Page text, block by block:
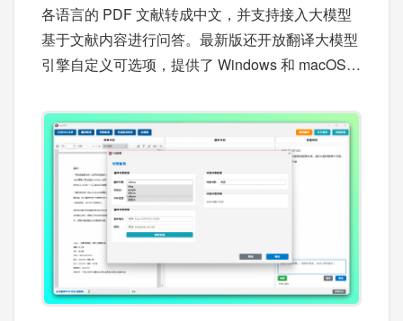
各语言的 PDF 文献转成中文，并支持接入大模型
基于文献内容进行问答。最新版还开放翻译大模型
引擎自定义可选项，提供了 Windows 和 macOS